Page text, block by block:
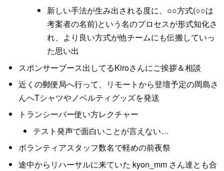
新しい手法が生み出される度に、○○方式(○○は
考案者の名前)という名のプロセスが形式知化さ
れ、より良い方式が他チームにも伝搬していっ
た思い出
スポンサーブース出してるKiroさんにご挨拶＆相談
近くの郵便局へ行って、リモートから登壇予定の岡島さ
んへTシャツやノベルティグッズを発送
トランシーバー使い方レクチャー
テスト発声で面白いことが言えない…
ボランティアスタッフ数名で軽めの前夜祭
途中からリハーサルに来ていた kyon_mm さん達とも合